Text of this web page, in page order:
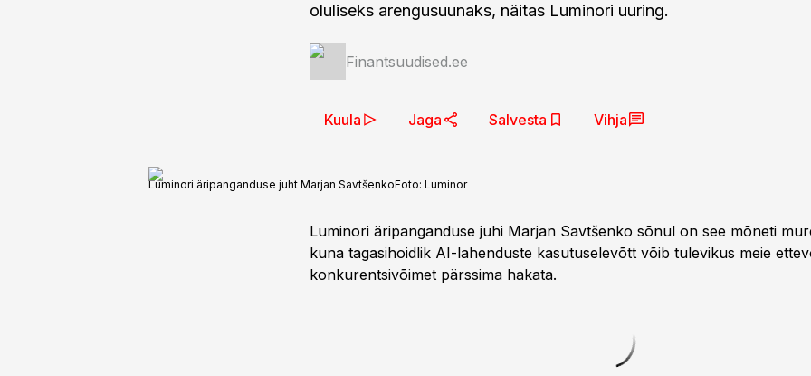
oluliseks arengusuunaks, näitas Luminori uuring.
Finantsuudised.ee
Kuula Jaga Salvesta Vihja
Luminori äripanganduse juht Marjan SavtšenkoFoto: Luminor
Luminori äripanganduse juhi Marjan Savtšenko sõnul on see mõneti
kuna tagasihoidlik AI-lahenduste kasutuselevõtt võib tulevikus meie
konkurentsivõimet pärssima hakata.